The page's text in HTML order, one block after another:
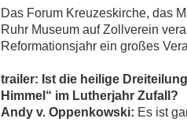
Das Forum Kreuzeskirche, das
Ruhr Museum auf Zollverein
Reformationsjahr ein großes
trailer: Ist die heilige
Himmel“ im Lutherjahr Zufall?
Andy v. Oppenkowski: Es ist